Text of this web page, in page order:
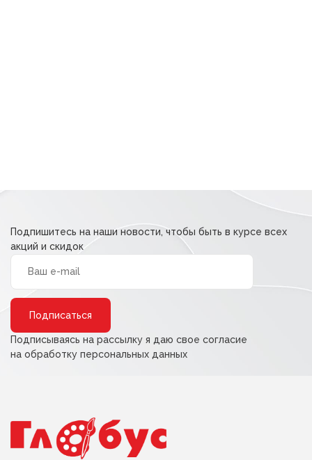
Подпишитесь на наши новости, чтобы быть в курсе всех
акций и скидок
Подписываясь на рассылку я даю свое согласие
на обработку персональных данных